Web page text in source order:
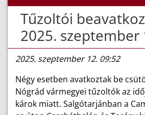
Tűzoltói
2025. szeptember
2025. szeptember 12. 09:52
Négy esetben avatkoztak be
Nógrád vármegyei tűzoltók az
károk miatt. Salgótarjánban a